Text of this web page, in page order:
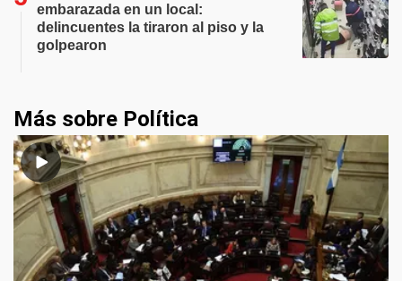
embarazada en un local:
delincuentes la tiraron al piso y la
golpearon
Más sobre Política